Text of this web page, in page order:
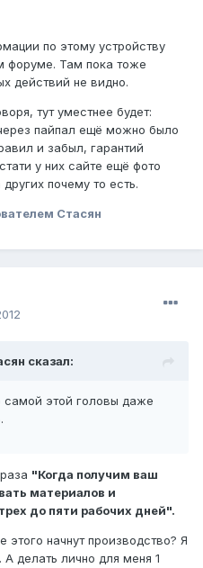
по этому устройству
форуме. Там пока тоже
действий не видно.
тут уместнее будет:
пайпал ещё можно было
и забыл, гарантий
у них сайте ещё фото
почему то есть.
Стасян
сказал:
самой этой головы даже
"Когда получим ваш
материалов и
до пяти рабочих дней".
этого начнут производство? Я
делать лично для меня 1